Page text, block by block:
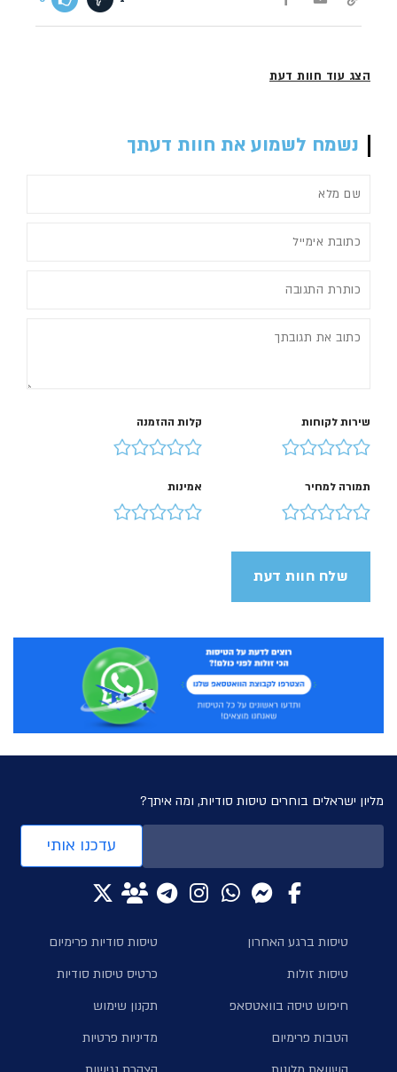
הצג עוד חוות דעת
נשמח לשמוע את חוות דעתך
שירות לקוחות קלות ההזמנה
תמורה למחיר אמינות
טיסות ברגע האחרון
טיסות זולות
חיפוש טיסה בוואטסאפ
הטבות פרימיום
טיסות סודיות פרימיום
כרטיס טיסות סודיות
תקנון שימוש
מדיניות פרטיות
מליון ישראלים בוחרים טיסות סודיות, ומה איתך?
עדכנו אותי